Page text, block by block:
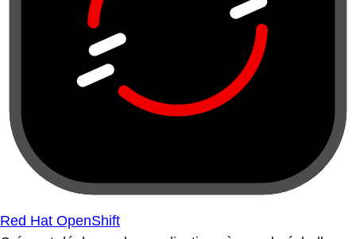
Red Hat OpenShift